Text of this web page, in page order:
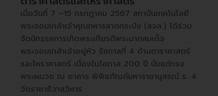
เมื่อวันที่ 7 –15 กรกฎาคม 2567 สถาบันเทคโนโลยี
พระจอมเกล้าเจ้าคุณทหารลาดกระบัง (สจล.) ได้ร่วม
จัดนิทรรศการเทิดพระเกียรติพระบาทสมเด็จ
พระจอมเกล้าเจ้าอยู่หัว รัชกาลที่ 4 ด้านดาราศาสตร์
และโหราศาสตร์ เนื่องในโอกาส 200 ปี นับแต่ทรง
พระผนวช ณ อาคาร พิพิธภัณฑ์มหาราชานุสรณ์ ร. 4
วัดราชาธิวาสวิหาร